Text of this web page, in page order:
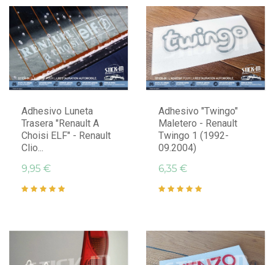
Adhesivo Luneta
Trasera "Renault A
Choisi ELF" - Renault
Clio...
9,95 €
Adhesivo "Twingo"
Maletero - Renault
Twingo 1 (1992-
09.2004)
6,35 €